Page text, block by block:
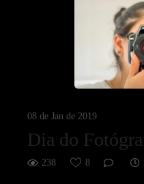
08 de Jan de 2019
Dia do
238 8